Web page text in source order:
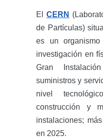
El CERN
de Partículas)
es un
investigación en
Gran
suministros y
nivel
construcción y
instalaciones;
en 2025.